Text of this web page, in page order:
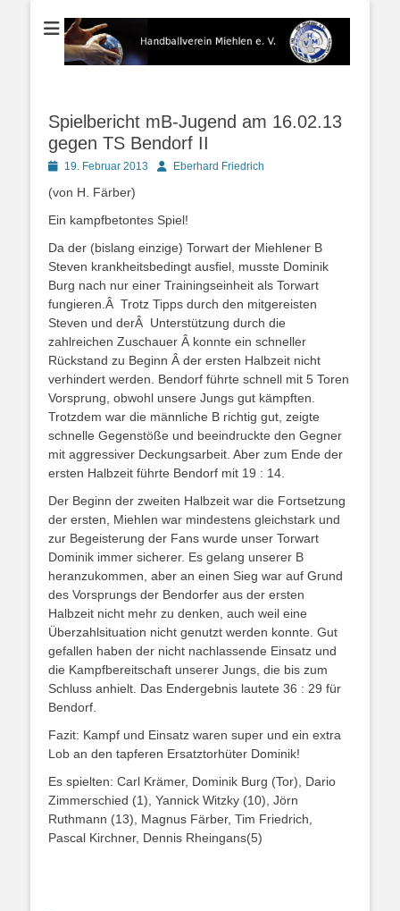
Handballverein
Miehlen e. V.
Der Handballverein im Blauen Ländchen
Spielbericht mB-Jugend am 16.02.13
gegen TS Bendorf II
Posted19. Februar 2013 AutorEberhard Friedrich
(von H. Färber)
Ein kampfbetontes Spiel!
Da der (bislang einzige) Torwart der Miehlener B
Steven krankheitsbedingt ausfiel, musste Dominik
Burg nach nur einer Trainingseinheit als Torwart
fungieren.Â Trotz Tipps durch den mitgereisten
Steven und derÂ Unterstützung durch die
zahlreichen Zuschauer Â konnte ein schneller
Rückstand zu Beginn Â der ersten Halbzeit nicht
verhindert werden. Bendorf führte schnell mit 5 Toren
Vorsprung, obwohl unsere Jungs gut kämpften.
Trotzdem war die männliche B richtig gut, zeigte
schnelle Gegenstöße und beeindruckte den Gegner
mit aggressiver Deckungsarbeit. Aber zum Ende der
ersten Halbzeit führte Bendorf mit 19 : 14.
Der Beginn der zweiten Halbzeit war die Fortsetzung
der ersten, Miehlen war mindestens gleichstark und
zur Begeisterung der Fans wurde unser Torwart
Dominik immer sicherer. Es gelang unserer B
heranzukommen, aber an einen Sieg war auf Grund
des Vorsprungs der Bendorfer aus der ersten
Halbzeit nicht mehr zu denken, auch weil eine
Überzahlsituation nicht genutzt werden konnte. Gut
gefallen haben der nicht nachlassende Einsatz und
die Kampfbereitschaft unserer Jungs, die bis zum
Schluss anhielt. Das Endergebnis lautete 36 : 29 für
Bendorf.
Fazit: Kampf und Einsatz waren super und ein extra
Lob an den tapferen Ersatztorhüter Dominik!
Es spielten: Carl Krämer, Dominik Burg (Tor), Dario
Zimmerschied (1), Yannick Witzky (10), Jörn
Ruthmann (13), Magnus Färber, Tim Friedrich,
Pascal Kirchner, Dennis Rheingans(5)